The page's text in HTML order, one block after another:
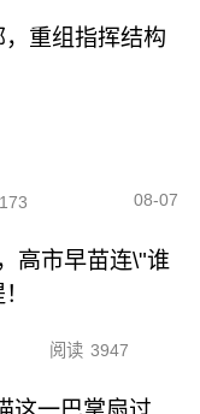
重组指挥结构
08-07
高市早苗连\"谁
阅读 3947